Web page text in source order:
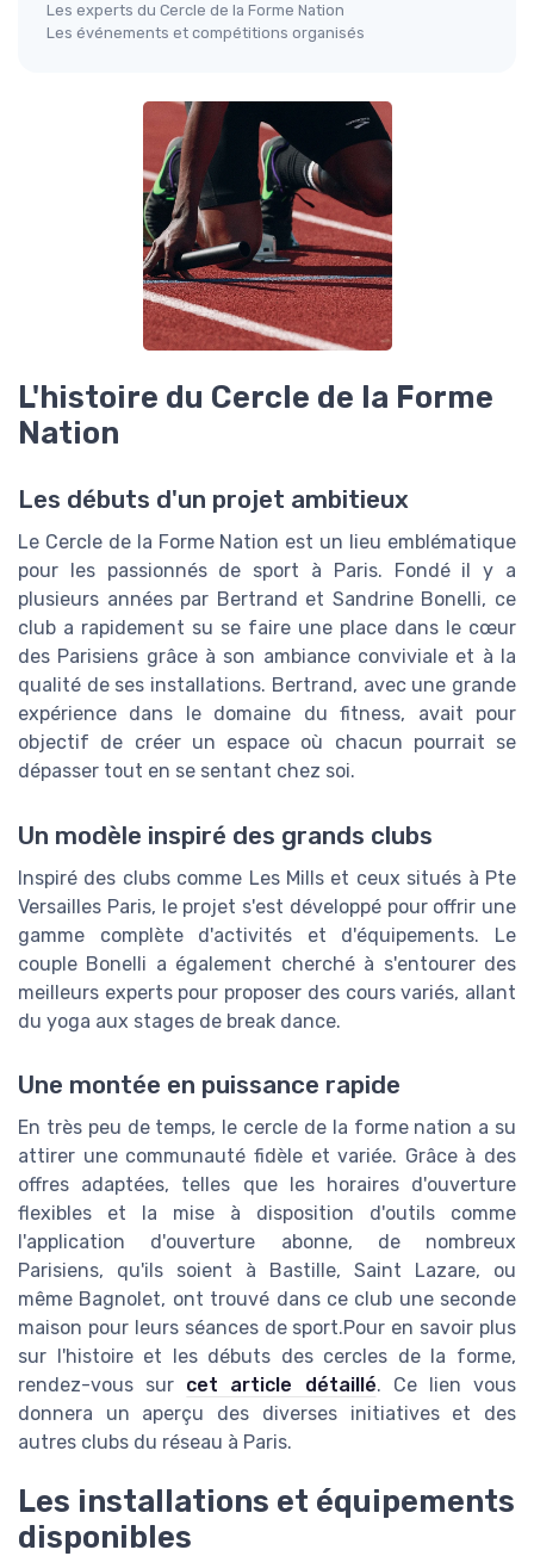
Les experts du Cercle de la Forme Nation
Les événements et compétitions organisés
L'histoire du Cercle de la Forme
Nation
Les débuts d'un projet ambitieux
Le Cercle de la Forme Nation est un lieu emblématique
pour les passionnés de sport à Paris. Fondé il y a
plusieurs années par Bertrand et Sandrine Bonelli, ce
club a rapidement su se faire une place dans le cœur
des Parisiens grâce à son ambiance conviviale et à la
qualité de ses installations. Bertrand, avec une grande
expérience dans le domaine du fitness, avait pour
objectif de créer un espace où chacun pourrait se
dépasser tout en se sentant chez soi.
Un modèle inspiré des grands clubs
Inspiré des clubs comme Les Mills et ceux situés à Pte
Versailles Paris, le projet s'est développé pour offrir une
gamme complète d'activités et d'équipements. Le
couple Bonelli a également cherché à s'entourer des
meilleurs experts pour proposer des cours variés, allant
du yoga aux stages de break dance.
Une montée en puissance rapide
En très peu de temps, le cercle de la forme nation a su
attirer une communauté fidèle et variée. Grâce à des
offres adaptées, telles que les horaires d'ouverture
flexibles et la mise à disposition d'outils comme
l'application d'ouverture abonne, de nombreux
Parisiens, qu'ils soient à Bastille, Saint Lazare, ou
même Bagnolet, ont trouvé dans ce club une seconde
maison pour leurs séances de sport.Pour en savoir plus
sur l'histoire et les débuts des cercles de la forme,
rendez-vous sur cet article détaillé. Ce lien vous
donnera un aperçu des diverses initiatives et des
autres clubs du réseau à Paris.
Les installations et équipements
disponibles